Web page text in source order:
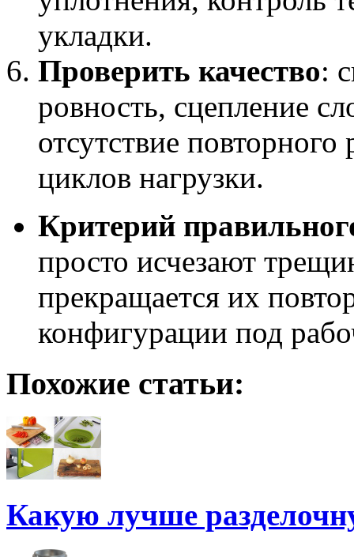
укладки.
Проверить качество:
ровность, сцепление
отсутствие
циклов нагрузки.
Критерий
просто исчезают
прекращается их
конфигурации под
Похожие статьи:
Какую лучше